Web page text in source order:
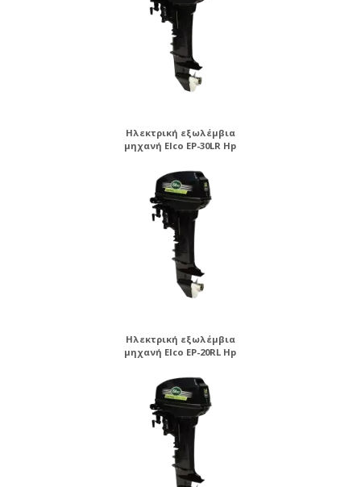
Ηλεκτρική εξωλέμβια
μηχανή Elco EP-30LR Hp
Ηλεκτρική εξωλέμβια
μηχανή Elco EP-20RL Hp